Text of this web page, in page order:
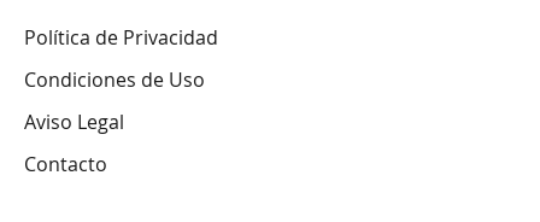
Política de Privacidad
Condiciones de Uso
Aviso Legal
Contacto